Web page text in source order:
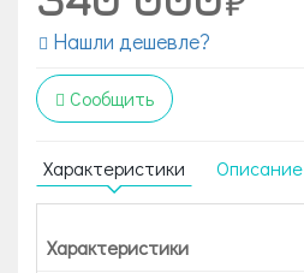
Нашли дешевле?
Сообщить
Характеристики Описание
Характеристики